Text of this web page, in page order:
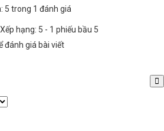
5 trong 1 đánh giá
Xếp hạng: 5 - 1 phiếu bầu 5
đánh giá bài viết